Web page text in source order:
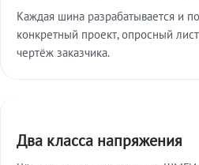
Каждая шина разрабатывается и
конкретный проект, опросный
чертёж заказчика.
Два класса напряжения